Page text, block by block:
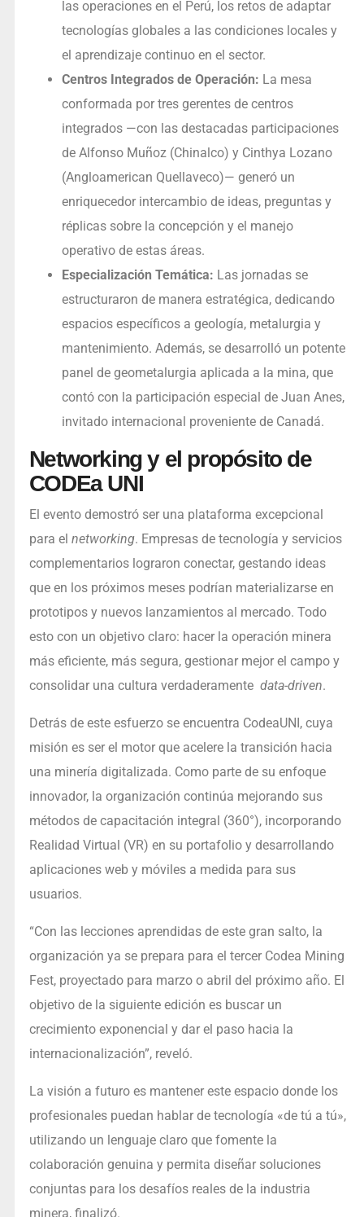
las operaciones en el Perú, los retos de adaptar
tecnologías globales a las condiciones locales y
el aprendizaje continuo en el sector.
Centros Integrados de Operación: La mesa
conformada por tres gerentes de centros
integrados —con las destacadas participaciones
de Alfonso Muñoz (Chinalco) y Cinthya Lozano
(Angloamerican Quellaveco)— generó un
enriquecedor intercambio de ideas, preguntas y
réplicas sobre la concepción y el manejo
operativo de estas áreas.
Especialización Temática: Las jornadas se
estructuraron de manera estratégica, dedicando
espacios específicos a geología, metalurgia y
mantenimiento. Además, se desarrolló un potente
panel de geometalurgia aplicada a la mina, que
contó con la participación especial de Juan Anes,
invitado internacional proveniente de Canadá.
Networking y el propósito de
CODEa UNI
El evento demostró ser una plataforma excepcional
para el networking. Empresas de tecnología y servicios
complementarios lograron conectar, gestando ideas
que en los próximos meses podrían materializarse en
prototipos y nuevos lanzamientos al mercado. Todo
esto con un objetivo claro: hacer la operación minera
más eficiente, más segura, gestionar mejor el campo y
consolidar una cultura verdaderamente data-driven.
Detrás de este esfuerzo se encuentra CodeaUNI, cuya
misión es ser el motor que acelere la transición hacia
una minería digitalizada. Como parte de su enfoque
innovador, la organización continúa mejorando sus
métodos de capacitación integral (360°), incorporando
Realidad Virtual (VR) en su portafolio y desarrollando
aplicaciones web y móviles a medida para sus
usuarios.
“Con las lecciones aprendidas de este gran salto, la
organización ya se prepara para el tercer Codea Mining
Fest, proyectado para marzo o abril del próximo año. El
objetivo de la siguiente edición es buscar un
crecimiento exponencial y dar el paso hacia la
internacionalización”, reveló.
La visión a futuro es mantener este espacio donde los
profesionales puedan hablar de tecnología «de tú a tú»,
utilizando un lenguaje claro que fomente la
colaboración genuina y permita diseñar soluciones
conjuntas para los desafíos reales de la industria
minera, finalizó.